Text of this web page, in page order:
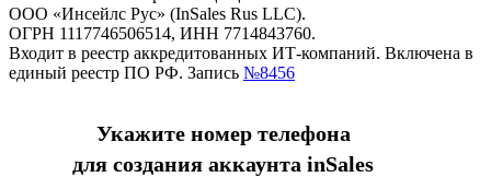
ООО «Инсейлс Рус» (InSales Rus LLC).
ОГРН 1117746506514, ИНН 7714843760.
Входит в реестр аккредитованных ИТ-компаний. Включена в
единый реестр ПО РФ. Запись №8456
Укажите номер телефона
для создания аккаунта inSales